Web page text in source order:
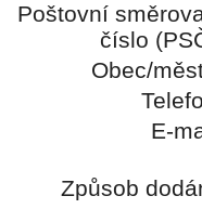
Poštovní
číslo
Obec/
E-
Způsob